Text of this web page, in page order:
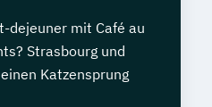
dejeuner mit Café au
Strasbourg und
Katzensprung